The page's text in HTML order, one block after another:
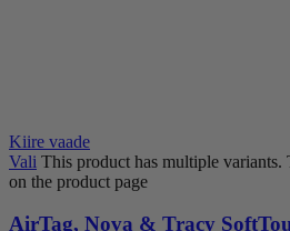
Kiire vaade
Vali This product has multiple variants.
on the product page
AirTag, Nova & Tracy